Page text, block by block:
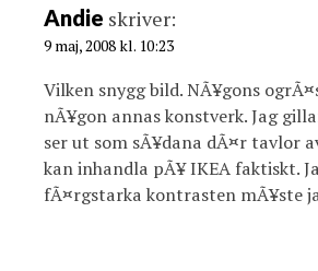
Andie skriver:
9 maj, 2008 kl. 10:23
Vilken snygg bild. NÃ¥gons
nÃ¥gon annas konstverk. Jag
ser ut som sÃ¥dana dÃ¤r tavlor
kan inhandla pÃ¥ IKEA faktiskt.
fÃ¤rgstarka kontrasten mÃ¥ste